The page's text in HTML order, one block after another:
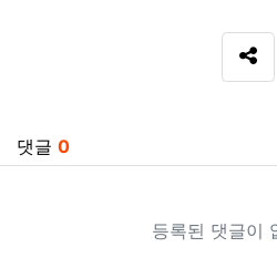
댓글 0
등록된 댓글이